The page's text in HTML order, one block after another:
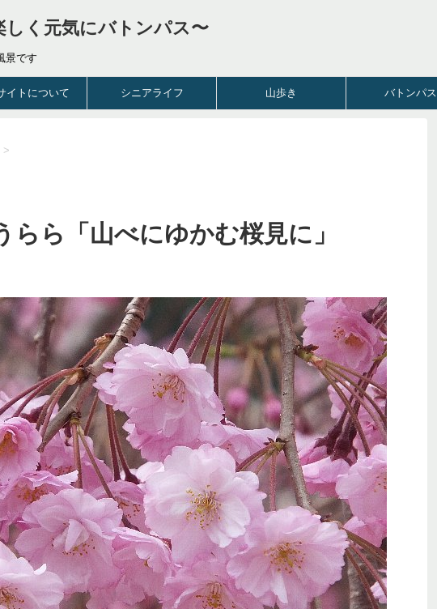
しく元気にバトンパス〜
景です
イトについて シニアライフ 山歩き バトンパス
>
らら「山べにゆかむ桜見に」